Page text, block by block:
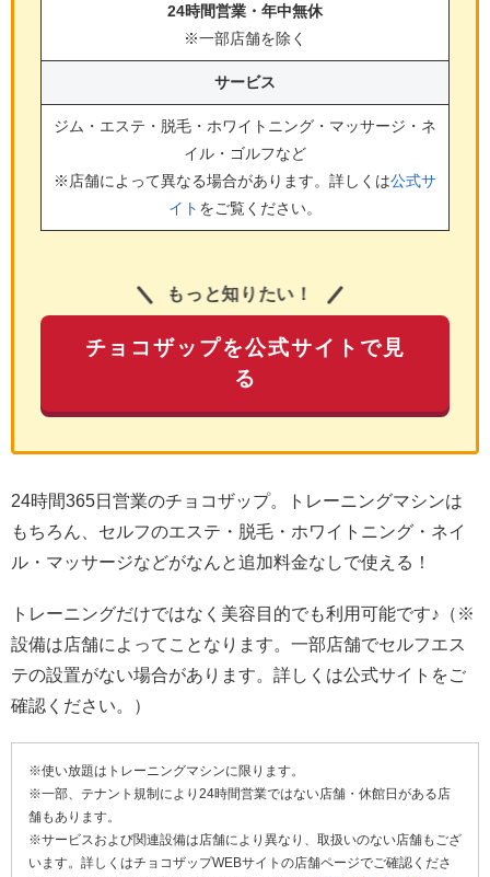
24時間営業・年中無休
※一部店舗を除く
サービス
ジム・エステ・脱毛・ホワイトニング・マッサージ・ネ
イル・ゴルフなど
※店舗によって異なる場合があります。詳しくは公式サ
イト をご覧ください。
もっと知りたい！
チョコザップを公式サイトで見
る
24時間365日営業のチョコザップ。トレーニングマシンは
もちろん、セルフのエステ・脱毛・ホワイトニング・ネイ
ル・マッサージなどがなんと追加料金なしで使える！
トレーニングだけではなく美容目的でも利用可能です♪（※
設備は店舗によってことなります。一部店舗でセルフエス
テの設置がない場合があります。詳しくは公式サイトをご
確認ください。）
※使い放題はトレーニングマシンに限ります。
※一部、テナント規制により24時間営業ではない店舗・休館日がある店
舗もあります。
※サービスおよび関連設備は店舗により異なり、取扱いのない店舗もござ
います。詳しくはチョコザップWEBサイトの店舗ページでご確認くださ